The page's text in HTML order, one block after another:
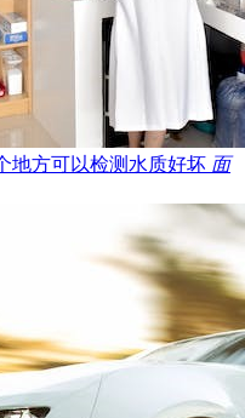
地方可以检测水质好坏 面